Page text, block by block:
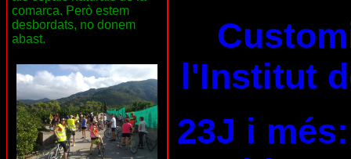
comarca. Però estem
desbordats, no donem
abast.
l'Institut
23J i